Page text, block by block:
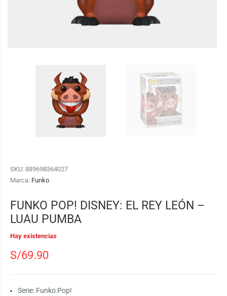
SKU: 889698364027
Marca: Funko
FUNKO POP! DISNEY: EL REY LEÓN –
LUAU PUMBA
Hay existencias
S/69.90
Serie: Funko Pop!